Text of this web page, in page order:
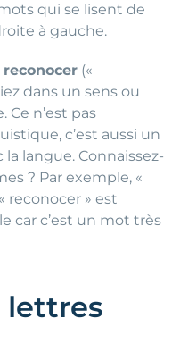
qui se lisent de
à gauche.
reconocer («
dans un sens ou
Ce n’est pas
c’est aussi un
langue. Connaissez-
? Par exemple, «
reconocer » est
car c’est un mot très
lettres